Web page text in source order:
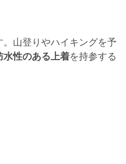
。山登りやハイキングを予
水性のある上着を持参する